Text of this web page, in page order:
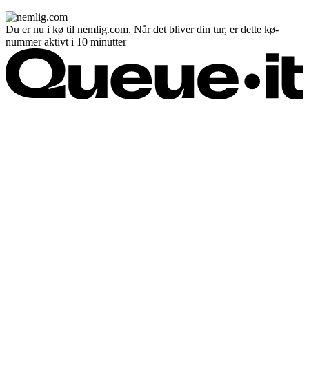
Du er nu i kø til nemlig.com. Når det bliver din tur, er dette kø-
nummer aktivt i 10 minutter